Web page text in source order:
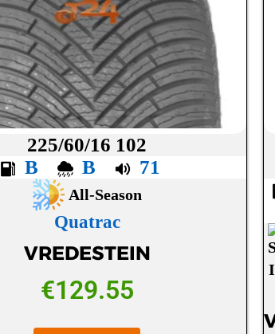
225/60/16 102
B
B 71
All-Season
Quatrac
VREDESTEIN
€129.55